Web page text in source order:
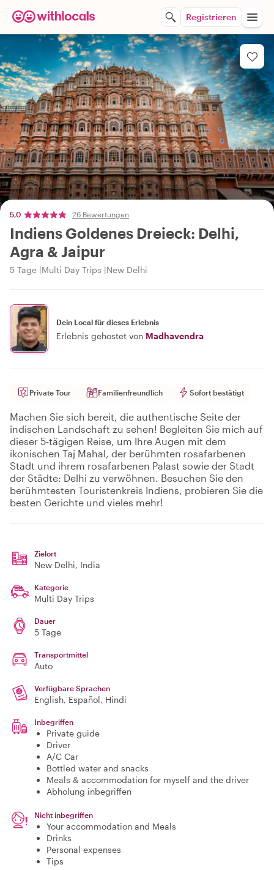
Registrieren
5,0 26 Bewertungen
Indiens Goldenes Dreieck: Delhi,
Agra & Jaipur
5 Tage Multi Day Trips New Delhi
Dein Local für dieses Erlebnis
Erlebnis gehostet von Madhavendra
Private Tour Familienfreundlich Sofort bestätigt
Machen Sie sich bereit, die authentische Seite der
indischen Landschaft zu sehen! Begleiten Sie mich auf
dieser 5-tägigen Reise, um Ihre Augen mit dem
ikonischen Taj Mahal, der berühmten rosafarbenen
Stadt und ihrem rosafarbenen Palast sowie der Stadt
der Städte: Delhi zu verwöhnen. Besuchen Sie den
berühmtesten Touristenkreis Indiens, probieren Sie die
besten Gerichte und vieles mehr!
Zielort
New Delhi, India
Kategorie
Multi Day Trips
Dauer
5 Tage
Transportmittel
Auto
Verfügbare Sprachen
English, Español, Hindi
Inbegriffen
Private guide
Driver
A/C Car
Bottled water and snacks
Meals & accommodation for myself and the driver
Abholung inbegriffen
Nicht inbegriffen
Your accommodation and Meals
Drinks
Personal expenses
Tips